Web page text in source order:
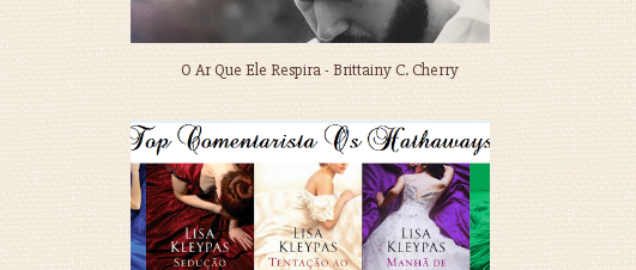
O Ar Que Ele Respira - Brittainy C. Cherry